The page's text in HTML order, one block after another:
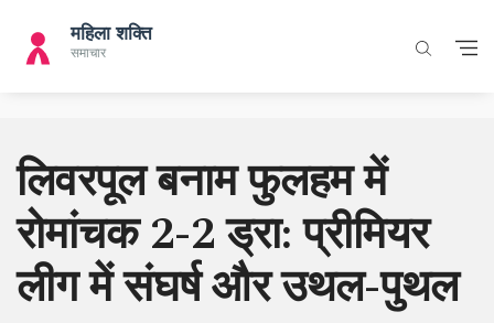
लिवरपूल बनाम फुलहम में
रोमांचक 2-2 ड्रा: प्रीमियर
लीग में संघर्ष और उथल-पुथल